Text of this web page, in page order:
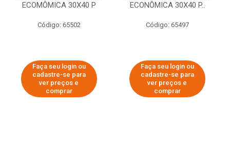
ECOMÔMICA 30X40 P
Código: 65502
Faça seu login ou
cadastre-se para
ver preços e
comprar
ECONÔMICA 30X40 P..
Código: 65497
Faça seu login ou
cadastre-se para
ver preços e
comprar